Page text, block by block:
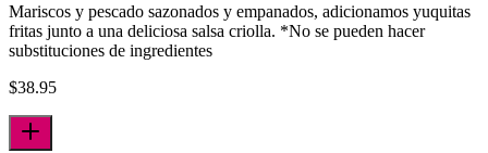
Mariscos y pescado sazonados y empanados, adicionamos yuquitas
fritas junto a una deliciosa salsa criolla. *No se pueden hacer
substituciones de ingredientes
$38.95